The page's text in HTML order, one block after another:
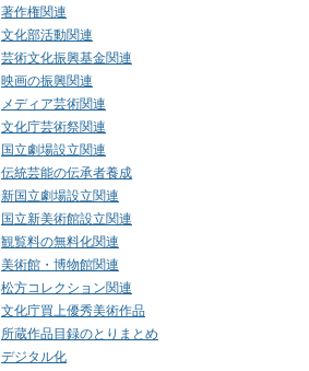
著作権関連
文化部活動関連
芸術文化振興基金関連
映画の振興関連
メディア芸術関連
文化庁芸術祭関連
国立劇場設立関連
伝統芸能の伝承者養成
新国立劇場設立関連
国立新美術館設立関連
観覧料の無料化関連
美術館・博物館関連
松方コレクション関連
文化庁買上優秀美術作品
所蔵作品目録のとりまとめ
デジタル化